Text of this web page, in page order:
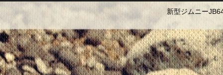
新型ジムニー